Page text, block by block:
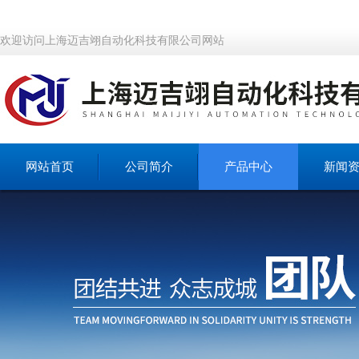
欢迎访问上海迈吉翊自动化科技有限公司网站
网站首页 公司简介 产品中心 新闻